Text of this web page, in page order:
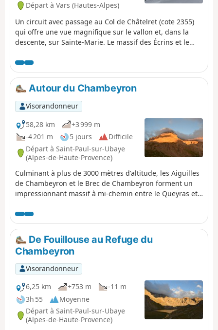
Départ à Vars (Hautes-Alpes)
Un circuit avec passage au Col de Châtelret (cote 2355)
qui offre une vue magnifique sur le vallon et, dans la
descente, sur Sainte-Marie. Le massif des Écrins et le
Autour du Chambeyron
Visorandonneur
58,28 km
+3 999 m
-4 201 m
5 jours
Difficile
Départ à Saint-Paul-sur-Ubaye
(Alpes-de-Haute-Provence)
Culminant à plus de 3000 mètres d'altitude, les Aiguilles
de Chambeyron et le Brec de Chambeyron forment un
impressionnant massif à mi-chemin entre le Queyras et
parcours sans difficulté technique avec des cols à plus
de 2700m et un sommet à plus de 3000m. Le cadre est
de toute beauté et on est le plus souvent dans une
ambiance de haute montagne.
De Fouillouse au Refuge du
Chambeyron
Visorandonneur
6,25 km
+753 m
-11 m
3h 55
Moyenne
Départ à Saint-Paul-sur-Ubaye
(Alpes-de-Haute-Provence)